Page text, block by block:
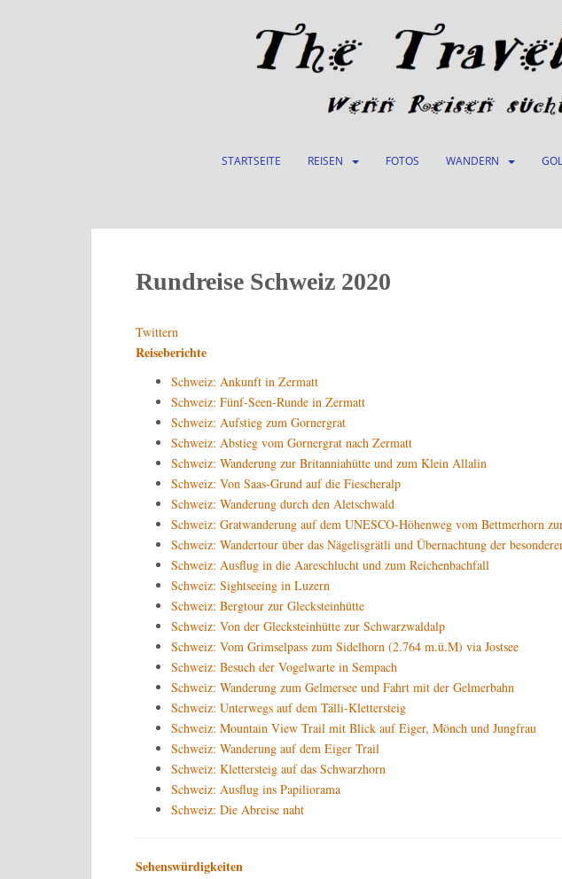
STARTSEITE REISEN FOTOS WANDERN
Rundreise Schweiz 2020
Twittern
Reiseberichte
Schweiz: Ankunft in Zermatt
Schweiz: Fünf-Seen-Runde in Zermatt
Schweiz: Aufstieg zum Gornergrat
Schweiz: Abstieg vom Gornergrat nach Zermatt
Schweiz: Wanderung zur Britanniahütte und zum Klein Allalin
Schweiz: Von Saas-Grund auf die Fiescheralp
Schweiz: Wanderung durch den Aletschwald
Schweiz: Gratwanderung auf dem UNESCO-Höhenweg vom Bettmerhorn
Schweiz: Wandertour über das Nägelisgrätli und Übernachtung der
Schweiz: Ausflug in die Aareschlucht und zum Reichenbachfall
Schweiz: Sightseeing in Luzern
Schweiz: Bergtour zur Glecksteinhütte
Schweiz: Von der Glecksteinhütte zur Schwarzwaldalp
Schweiz: Vom Grimselpass zum Sidelhorn (2.764 m.ü.M) via Jostsee
Schweiz: Besuch der Vogelwarte in Sempach
Schweiz: Wanderung zum Gelmersee und Fahrt mit der Gelmerbahn
Schweiz: Unterwegs auf dem Tälli-Klettersteig
Schweiz: Mountain View Trail mit Blick auf Eiger, Mönch und Jungfrau
Schweiz: Wanderung auf dem Eiger Trail
Schweiz: Klettersteig auf das Schwarzhorn
Schweiz: Ausflug ins Papiliorama
Schweiz: Die Abreise naht
Sehenswürdigkeiten